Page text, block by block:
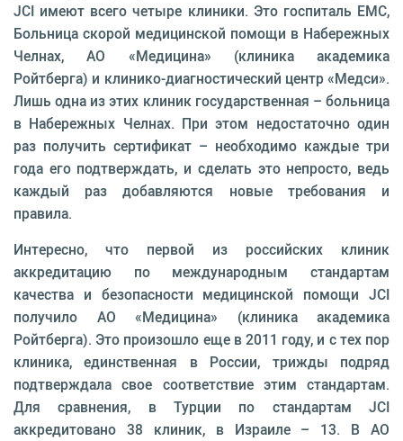
JCI имеют всего четыре клиники. Это госпиталь ЕМС,
Больница скорой медицинской помощи в Набережных
Челнах, АО «Медицина» (клиника академика
Ройтберга) и клинико-диагностический центр «Медси».
Лишь одна из этих клиник государственная – больница
в Набережных Челнах. При этом недостаточно один
раз получить сертификат – необходимо каждые три
года его подтверждать, и сделать это непросто, ведь
каждый раз добавляются новые требования и
правила.
Интересно, что первой из российских клиник
аккредитацию по международным стандартам
качества и безопасности медицинской помощи JCI
получило АО «Медицина» (клиника академика
Ройтберга). Это произошло еще в 2011 году, и с тех пор
клиника, единственная в России, трижды подряд
подтверждала свое соответствие этим стандартам.
Для сравнения, в Турции по стандартам JCI
аккредитовано 38 клиник, в Израиле – 13. В АО